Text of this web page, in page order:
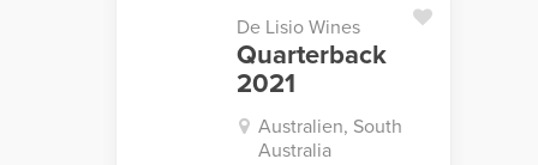
De Lisio Wines
Quarterback
2021
Australien, South
Australia